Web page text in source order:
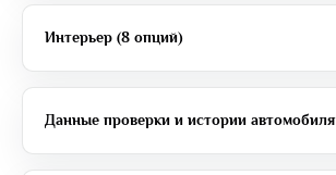
Интерьер (8 опций)
Данные проверки и истории автомобиля